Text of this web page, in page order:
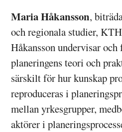
Maria Håkansson,
och regionala studier,
Håkansson undervisar och
planeringens teori och
särskilt för hur kunskap
reproduceras i
mellan yrkesgrupper,
aktörer i